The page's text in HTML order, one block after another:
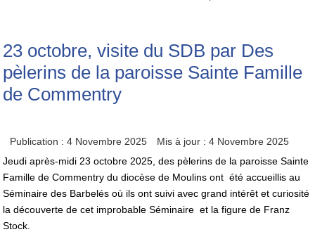
23 octobre, visite du SDB par Des
pèlerins de la paroisse Sainte Famille
de Commentry
Publication : 4 Novembre 2025
Mis à jour : 4 Novembre 2025
Jeudi après-midi 23 octobre 2025, des pèlerins de la paroisse Sainte
Famille de Commentry du diocèse de Moulins ont été accueillis au
Séminaire des Barbelés où ils ont suivi avec grand intérêt et curiosité
la découverte de cet improbable Séminaire et la figure de Franz
Stock.